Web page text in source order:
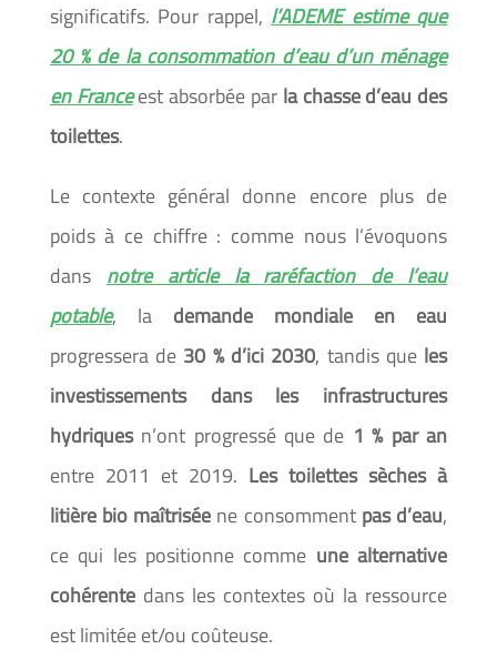
significatifs. Pour rappel, l’ADEME estime que
20 % de la consommation d’eau d’un ménage
en Franceest absorbée par la chasse d’eau des
toilettes.
Le contexte général donne encore plus de
poids à ce chiffre : comme nous l’évoquons
dans notre article la raréfaction de l’eau
potable, la demande mondiale en eau
progressera de 30 % d’ici 2030, tandis que les
investissements dans les infrastructures
hydriquesn’ont progressé que de 1 % par an
entre 2011 et 2019. Les toilettes sèches à
litière bio maîtrisée ne consomment pas d’eau,
ce qui les positionne comme une alternative
cohérentedans les contextes où la ressource
est limitée et/ou coûteuse.